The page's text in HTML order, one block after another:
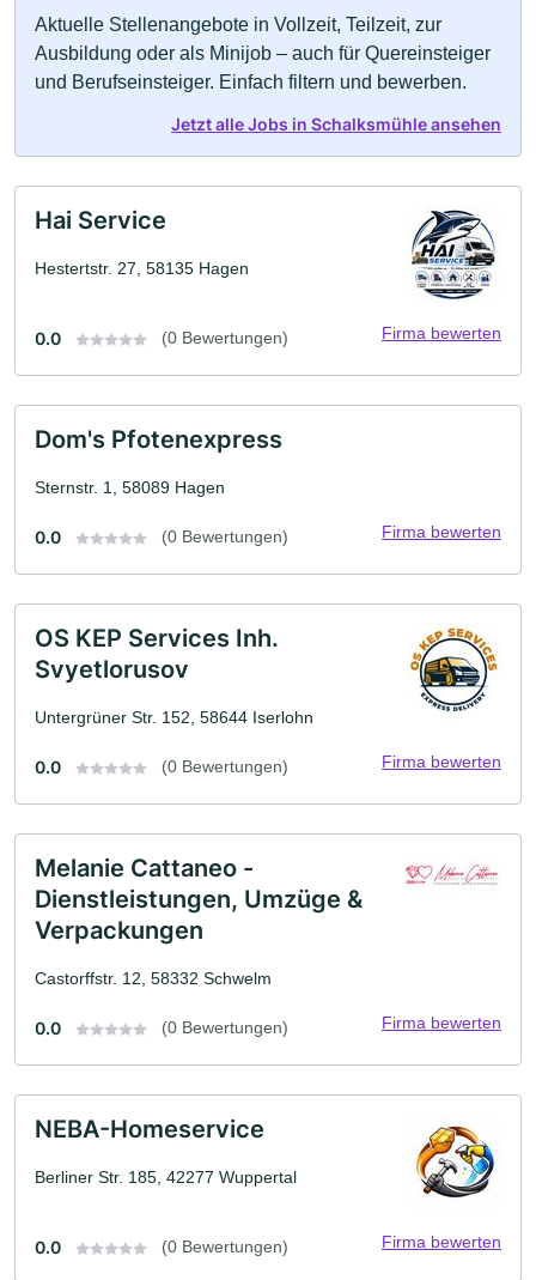
Aktuelle Stellenangebote in Vollzeit, Teilzeit, zur
Ausbildung oder als Minijob – auch für Quereinsteiger
und Berufseinsteiger. Einfach filtern und bewerben.
Jetzt alle Jobs in Schalksmühle ansehen
Hai Service
Hestertstr. 27, 58135 Hagen
0.0 (0 Bewertungen) Firma bewerten
Dom's Pfotenexpress
Sternstr. 1, 58089 Hagen
0.0 (0 Bewertungen) Firma bewerten
OS KEP Services Inh.
Svyetlorusov
Untergrüner Str. 152, 58644 Iserlohn
0.0 (0 Bewertungen) Firma bewerten
Melanie Cattaneo -
Dienstleistungen, Umzüge &
Verpackungen
Castorffstr. 12, 58332 Schwelm
0.0 (0 Bewertungen) Firma bewerten
NEBA-Homeservice
Berliner Str. 185, 42277 Wuppertal
0.0 (0 Bewertungen) Firma bewerten